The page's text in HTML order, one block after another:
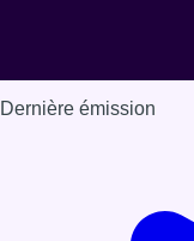
Dernière émission